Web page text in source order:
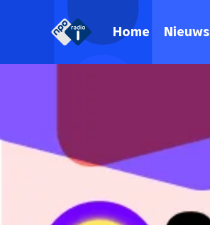
Home Nieuws